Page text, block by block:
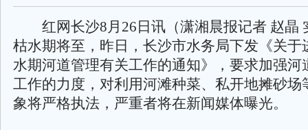
红网长沙8月26日讯（潇湘晨报记者 赵晶
枯水期将至，昨日，长沙市水务局下发《关于
水期河道管理有关工作的通知》，要求加强河
工作的力度，对利用河滩种菜、私开地摊砂场
象将严格执法，严重者将在新闻媒体曝光。